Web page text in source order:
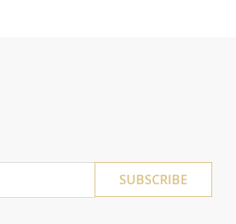
SUBSCRIBE